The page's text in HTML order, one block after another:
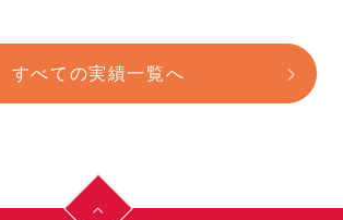
すべての実績一覧へ